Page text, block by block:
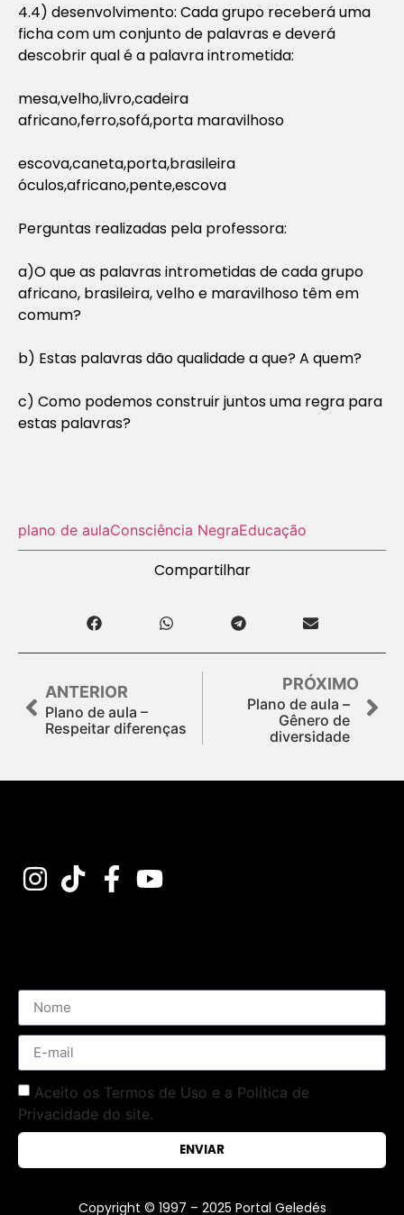
4.4) desenvolvimento: Cada grupo receberá uma
ficha com um conjunto de palavras e deverá
descobrir qual é a palavra intrometida:
mesa,velho,livro,cadeira
africano,ferro,sofá,porta maravilhoso
escova,caneta,porta,brasileira
óculos,africano,pente,escova
Perguntas realizadas pela professora:
a)O que as palavras intrometidas de cada grupo
africano, brasileira, velho e maravilhoso têm em
comum?
b) Estas palavras dão qualidade a que? A quem?
c) Como podemos construir juntos uma regra para
estas palavras?
plano de aulaConsciência NegraEducação
Compartilhar
ANTERIOR
Plano de aula –
Respeitar diferenças
PRÓXIMO
Plano de aula –
Gênero de
diversidade
Aceito os Termos de Uso e a Política de
Privacidade do site.
ENVIAR
Copyright © 1997 – 2025 Portal Geledés